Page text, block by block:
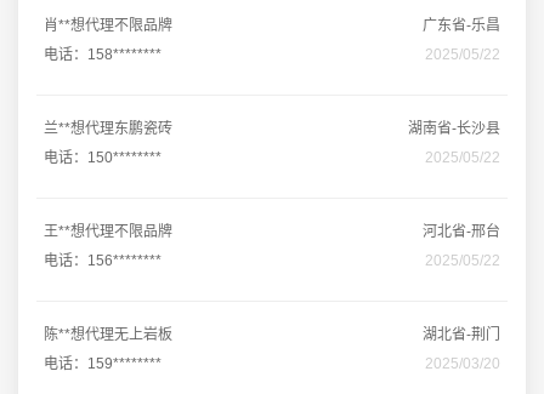
肖**想代理不限品牌
广东省-乐昌
电话：158********
2025/05/22
兰**想代理东鹏瓷砖
湖南省-长沙县
电话：150********
2025/05/22
王**想代理不限品牌
河北省-邢台
电话：156********
2025/05/22
陈**想代理无上岩板
湖北省-荆门
电话：159********
2025/03/20